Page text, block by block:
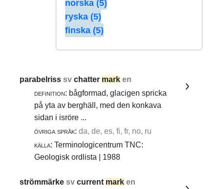
norska (5)
ryska (5)
finska (5)
parabelrisssvchatter mark en
definition: bågformad, glacigen spricka
på yta av berghäll, med den konkava
sidan i isröre ...
övriga språk: da, de, es, fi, fr, no, ru
källa: Terminologicentrum TNC:
Geologisk ordlista | 1988
strömmärkesvcurrent mark en